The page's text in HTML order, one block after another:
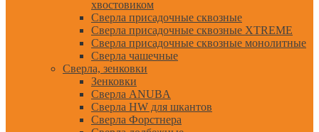
хвостовиком
Сверла присадочные сквозные
Сверла присадочные сквозные XTREME
Сверла присадочные сквозные монолитные
Сверла чашечные
Сверла, зенковки
Зенковки
Сверла ANUBA
Сверла HW для шкантов
Сверла Форстнера